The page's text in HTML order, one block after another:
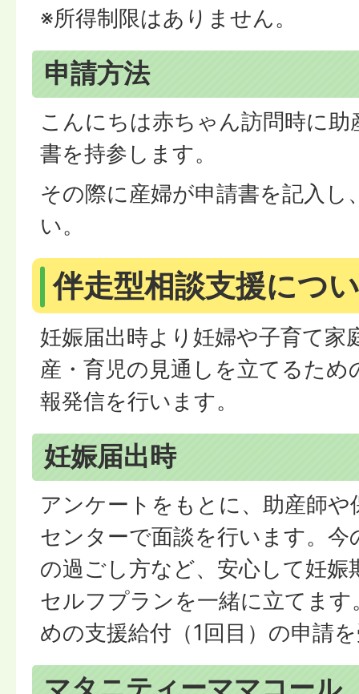
※所得制限はありません。
申請方法
こんにちは赤ちゃん訪問時に助
書を持参します。
その際に産婦が申請書を記入し
い。
伴走型相談支援につ
妊娠届出時より妊婦や子育て家
産・育児の見通しを立てるため
報発信を行います。
妊娠届出時
アンケートをもとに、助産師
センターで面談を行います。今
の過ごし方など、安心して妊
セルフプランを一緒に立てま
めの支援給付（1回目）の申請
マタニティーママコール